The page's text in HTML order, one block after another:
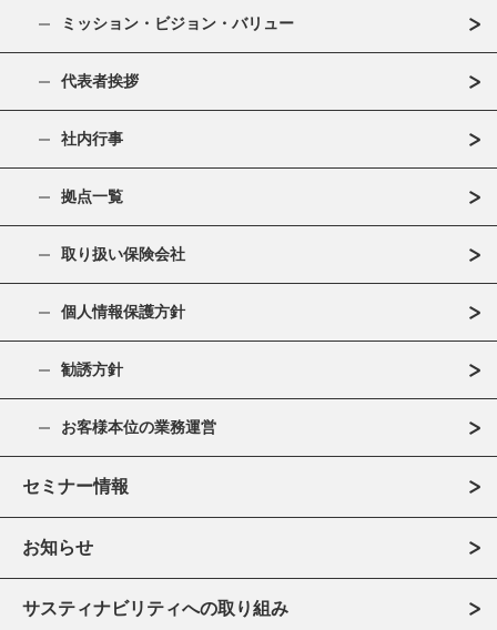
ミッション・ビジョン・バリュー
代表者挨拶
社内行事
拠点一覧
取り扱い保険会社
個人情報保護方針
勧誘方針
お客様本位の業務運営
セミナー情報
お知らせ
サスティナビリティへの取り組み